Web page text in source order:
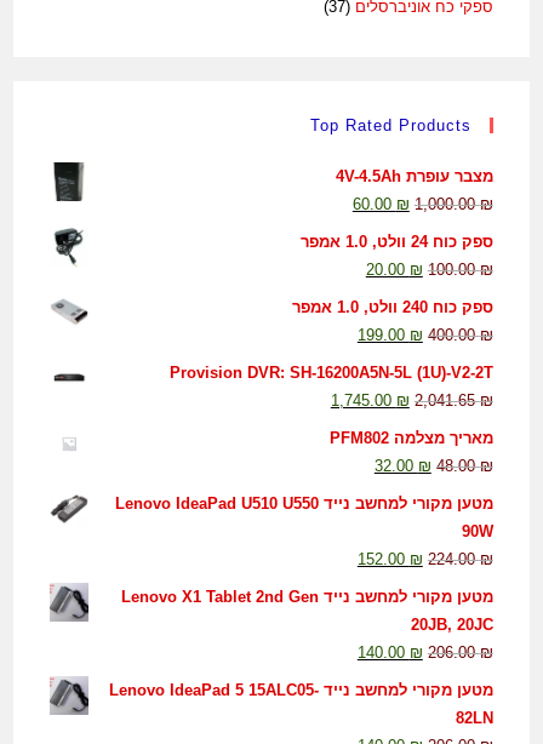
ספקי כח אוניברסלים (37)
Top Rated Products
מצבר עופרת 4V-4.5Ah
1,000.00₪
60.00 ₪
ספק כוח 24 וולט, 1.0 אמפר
100.00₪
20.00 ₪
ספק כוח 240 וולט, 1.0 אמפר
400.00₪
199.00 ₪
Provision DVR: SH-16200A5N-5L (1U)-V2-2T
2,041.65₪
1,745.00 ₪
מאריך מצלמה PFM802
48.00₪
32.00 ₪
מטען מקורי למחשב נייד Lenovo IdeaPad U510 U550
90W
224.00₪
152.00 ₪
מטען מקורי למחשב נייד Lenovo X1 Tablet 2nd Gen
20JB, 20JC
206.00₪
140.00 ₪
מטען מקורי למחשב נייד Lenovo IdeaPad 5 15ALC05-
82LN